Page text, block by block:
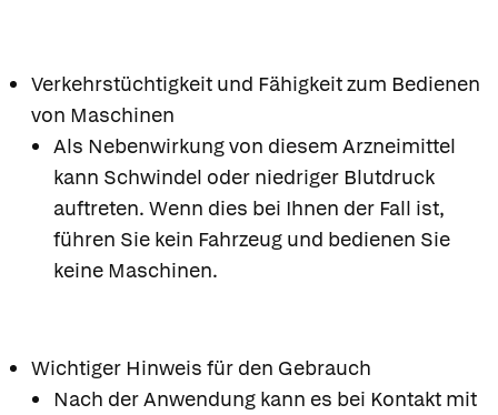
Verkehrstüchtigkeit und Fähigkeit zum Bedienen
von Maschinen
Als Nebenwirkung von diesem Arzneimittel
kann Schwindel oder niedriger Blutdruck
auftreten. Wenn dies bei Ihnen der Fall ist,
führen Sie kein Fahrzeug und bedienen Sie
keine Maschinen.
Wichtiger Hinweis für den Gebrauch
Nach der Anwendung kann es bei Kontakt mit